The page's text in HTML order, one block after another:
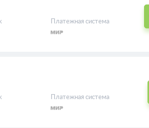
Платежная система
Платежная система